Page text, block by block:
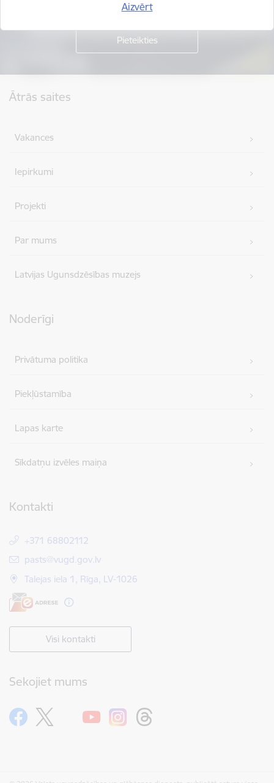
Aizvērt
Ātrās saites
Vakances
Iepirkumi
Projekti
Par mums
Latvijas Ugunsdzēsības muzejs
Noderīgi
Privātuma politika
Piekļūstamība
Lapas karte
Sīkdatņu izvēles maiņa
Kontakti
+371 68802112
E-pasts:
pasts@vugd.gov.lv
Talejas iela 1, Rīga, LV-1026
Visi kontakti
Sekojiet mums